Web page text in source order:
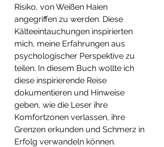
Risiko, von Weißen Haien
angegriffen zu werden. Diese
Kälteeintauchungen inspirierten
mich, meine Erfahrungen aus
psychologischer Perspektive zu
teilen. In diesem Buch wollte ich
diese inspirierende Reise
dokumentieren und Hinweise
geben, wie die Leser ihre
Komfortzonen verlassen, ihre
Grenzen erkunden und Schmerz in
Erfolg verwandeln können.